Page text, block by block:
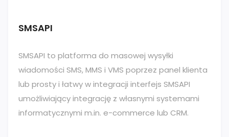
SMSAPI
SMSAPI to platforma do masowej wysyłki
wiadomości SMS, MMS i VMS poprzez panel klienta
lub prosty i łatwy w integracji interfejs SMSAPI
umożliwiający integrację z własnymi systemami
informatycznymi m.in. e-commerce lub CRM.